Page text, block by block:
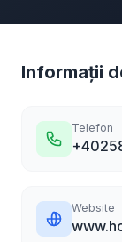
Informații
Telefon
Website